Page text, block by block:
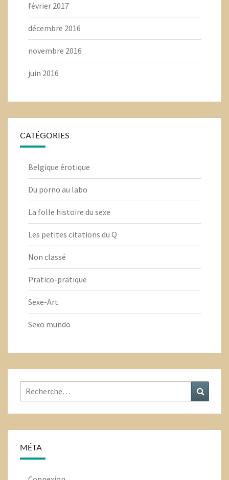
février 2017
décembre 2016
novembre 2016
juin 2016
CATÉGORIES
Belgique érotique
Du porno au labo
La folle histoire du sexe
Les petites citations du Q
Non classé
Pratico-pratique
Sexe-Art
Sexo mundo
Rechercher
:
MÉTA